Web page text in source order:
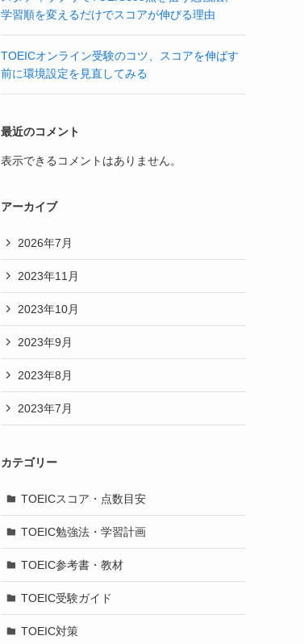
学習順を変えるだけでスコアが伸びる理由
TOEICオンライン受験のコツ、スコアを伸ばす
前に環境設定を見直してみる
最近のコメント
表示できるコメントはありません。
アーカイブ
2026年7月
2023年11月
2023年10月
2023年9月
2023年8月
2023年7月
カテゴリー
TOEICスコア・点数目安
TOEIC勉強法・学習計画
TOEIC参考書・教材
TOEIC受験ガイド
TOEIC対策